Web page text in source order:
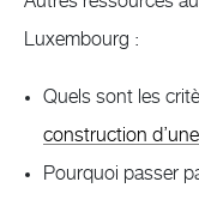
Luxembourg :
Quels sont les
construction
Pourquoi passer